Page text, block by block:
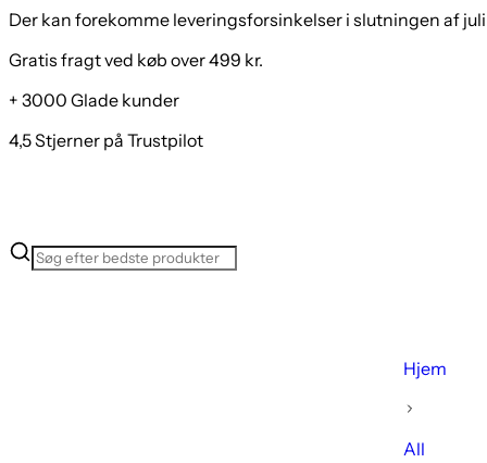
Der kan forekomme leveringsforsinkelser i slutningen af juli
Gratis fragt ved køb over 499 kr.
+ 3000 Glade kunder
4,5 Stjerner på Trustpilot
Hjem
All